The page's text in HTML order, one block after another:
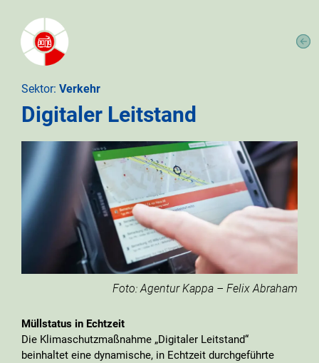
Sektor: Verkehr
Digitaler Leitstand
Foto: Agentur Kappa – Felix Abraham
Müllstatus in Echtzeit
Die Klimaschutzmaßnahme „Digitaler Leitstand“
beinhaltet eine dynamische, in Echtzeit durchgeführte